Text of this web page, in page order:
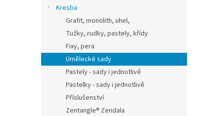
Kresba
Grafit, monolith, uhel,
Tužky, rudky, pastely, křídy
Fixy, pera
Umělecké sady
Pastely - sady i jednotlivě
Pastelky - sady i jednotlivě
Příslušenství
Zentangle® Zendala